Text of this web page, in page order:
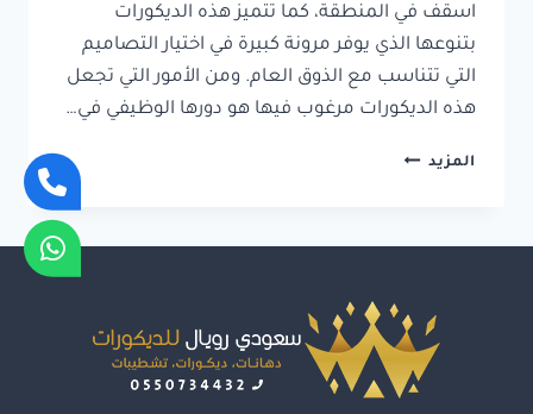
اسقف في المنطقة، كما تتميز هذه الديكورات
بتنوعها الذي يوفر مرونة كبيرة في اختيار التصاميم
التي تتناسب مع الذوق العام. ومن الأمور التي تجعل
هذه الديكورات مرغوب فيها هو دورها الوظيفي في…
المزيد ديكورات
0550734432
اسقف
جبس
بورد